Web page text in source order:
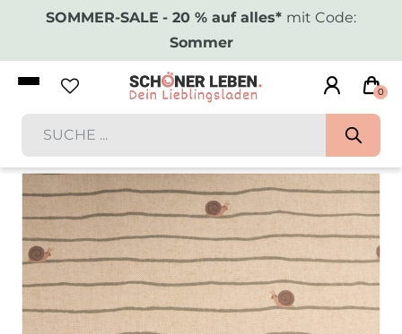
SOMMER-SALE - 20 % auf alles* mit Code:
Sommer
0